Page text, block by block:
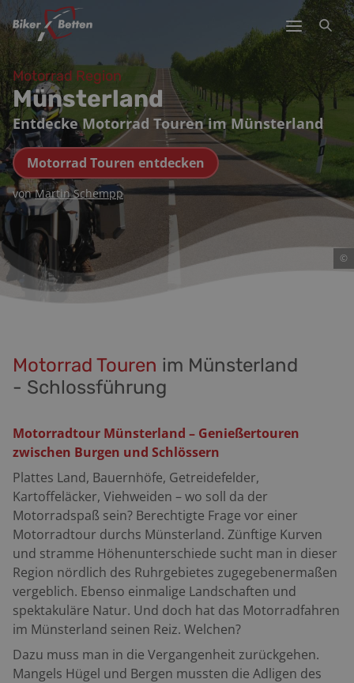
©
Motorrad Region
Münsterland
Entdecke Motorrad Touren im Münsterland
Motorrad Touren entdecken
von Martin Schempp
Motorrad Touren im Münsterland
- Schlossführung
Motorradtour Münsterland – Genießertouren
zwischen Burgen und Schlössern
Plattes Land, Bauernhöfe, Getreidefelder,
Kartoffeläcker, Viehweiden – wo soll da der
Motorradspaß sein? Berechtigte Frage vor einer
Motorradtour durchs Münsterland. Zünftige Kurven
und stramme Höhenunterschiede sucht man in dieser
Region nördlich des Ruhrgebietes zugegebenermaßen
vergeblich. Ebenso einmalige Landschaften und
spektakuläre Natur. Und doch hat das Motorradfahren
im Münsterland seinen Reiz. Welchen?
Dazu muss man in die Vergangenheit zurückgehen.
Mangels Hügel und Bergen mussten die Adligen des